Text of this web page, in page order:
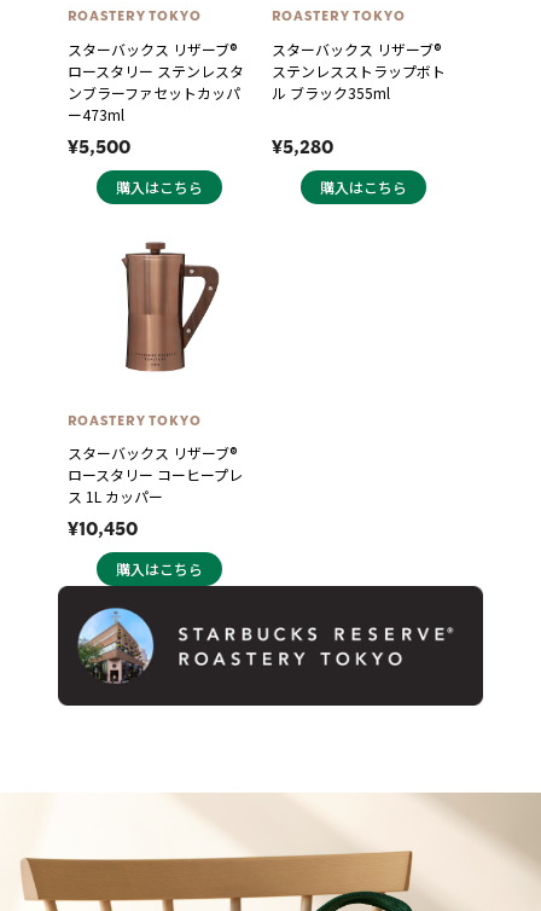
ROASTERY TOKYO
スターバックス リザーブ®
ロースタリー ステンレスタ
ンブラーファセットカッパ
ー473ml
¥5,500
購入はこちら
ROASTERY TOKYO
スターバックス リザーブ®
ステンレスストラップボト
ル ブラック355ml
¥5,280
購入はこちら
ROASTERY TOKYO
スターバックス リザーブ®
ロースタリー コーヒープレ
ス 1L カッパー
¥10,450
購入はこちら